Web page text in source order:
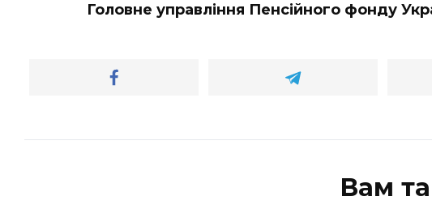
Головне управління Пенсійного фонду
Вам